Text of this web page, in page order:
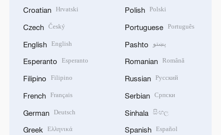
Croatian Hrvatski
Czech Český
English English
Esperanto Esperanto
Filipino Filipino
French Français
German Deutsch
Greek Ελληνικά
Polish Polski
Portuguese Português
Pashto پښتو
Romanian Română
Russian Русский
Serbian Српски
Sinhala සිංහල
Spanish Español